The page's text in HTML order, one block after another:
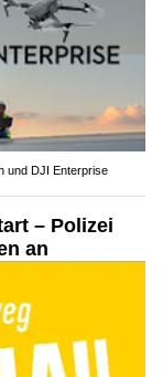
und DJI Enterprise
– Polizei
an